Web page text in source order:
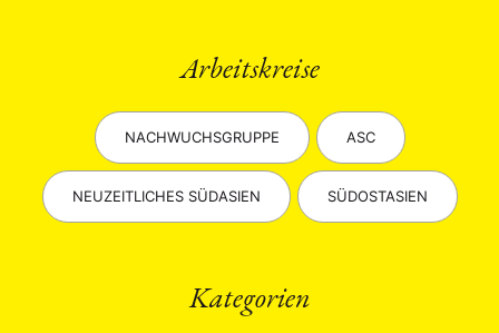
Arbeitskreise
NACHWUCHSGRUPPE ASC
NEUZEITLICHES SÜDASIEN SÜDOSTASIEN
Kategorien